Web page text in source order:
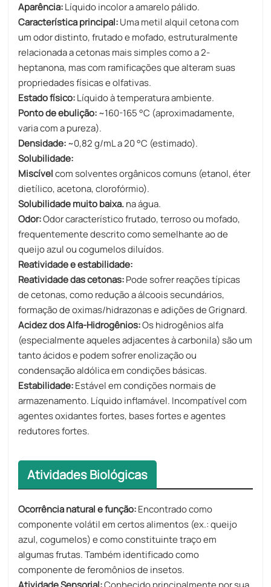
Aparência:Líquido incolor a amarelo pálido.
Característica principal:Uma metil alquil cetona com
um odor distinto, frutado e mofado, estruturalmente
relacionada a cetonas mais simples como a 2-
heptanona, mas com ramificações que alteram suas
propriedades físicas e olfativas.
Estado físico:Líquido à temperatura ambiente.
Ponto de ebulição:~160-165 °C (aproximadamente,
varia com a pureza).
Densidade:~0,82 g/mL a 20 °C (estimado).
Solubilidade:
Miscívelcom solventes orgânicos comuns (etanol, éter
dietílico, acetona, clorofórmio).
Solubilidade muito baixa.na água.
Odor:Odor característico frutado, terroso ou mofado,
frequentemente descrito como semelhante ao de
queijo azul ou cogumelos diluídos.
Reatividade e estabilidade:
Reatividade das cetonas:Pode sofrer reações típicas
de cetonas, como redução a álcoois secundários,
formação de oximas/hidrazonas e adições de Grignard.
Acidez dos Alfa-Hidrogênios:Os hidrogênios alfa
(especialmente aqueles adjacentes à carbonila) são um
tanto ácidos e podem sofrer enolização ou
condensação aldólica em condições básicas.
Estabilidade:Estável em condições normais de
armazenamento. Líquido inflamável. Incompatível com
agentes oxidantes fortes, bases fortes e agentes
redutores fortes.
Atividades Biológicas
Ocorrência natural e função:Encontrado como
componente volátil em certos alimentos (ex.: queijo
azul, cogumelos) e como constituinte traço em
algumas frutas. Também identificado como
componente de feromônios de insetos.